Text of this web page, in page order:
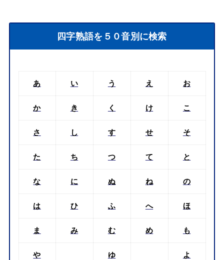
四字熟語を５０音別に検索
あ い う え お
か き く け こ
さ し す せ そ
た ち つ て と
な に ぬ ね の
は ひ ふ へ ほ
ま み む め も
や ゆ よ